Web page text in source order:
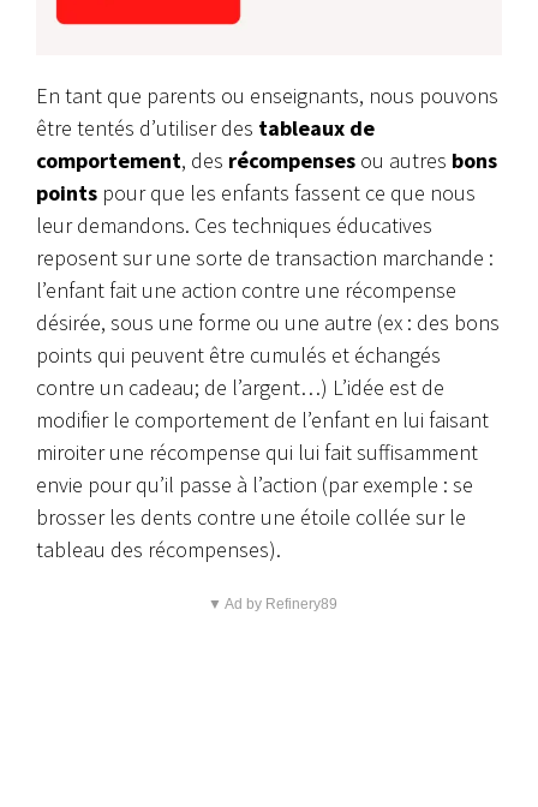
En tant que parents ou enseignants, nous pouvons
être tentés d’utiliser des tableaux de
comportement, des récompenses ou autres bons
points pour que les enfants fassent ce que nous
leur demandons. Ces techniques éducatives
reposent sur une sorte de transaction marchande :
l’enfant fait une action contre une récompense
désirée, sous une forme ou une autre (ex : des bons
points qui peuvent être cumulés et échangés
contre un cadeau; de l’argent…) L’idée est de
modifier le comportement de l’enfant en lui faisant
miroiter une récompense qui lui fait suffisamment
envie pour qu’il passe à l’action (par exemple : se
brosser les dents contre une étoile collée sur le
tableau des récompenses).
▼ Ad by Refinery89